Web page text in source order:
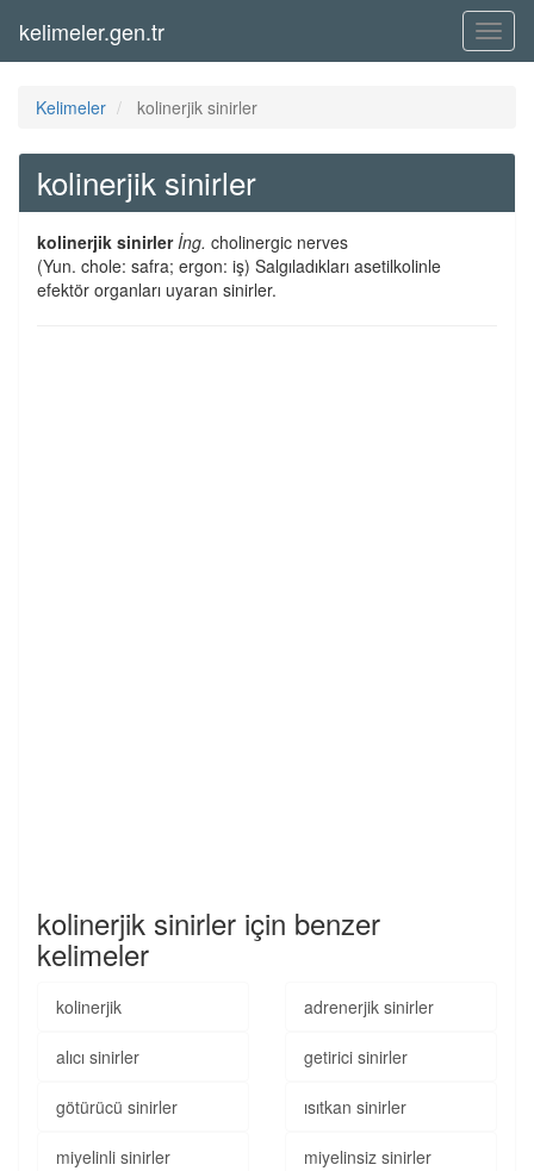
Menü
kelimeler.gen.tr
Kelimeler kolinerjik sinirler
kolinerjik sinirler
kolinerjik sinirlerİng. cholinergic nerves
(Yun. chole: safra; ergon: iş) Salgıladıkları asetilkolinle
efektör organları uyaran sinirler.
kolinerjik sinirler için benzer
kelimeler
kolinerjik adrenerjik sinirler
alıcı sinirler getirici sinirler
götürücü sinirler ısıtkan sinirler
miyelinli sinirler miyelinsiz sinirler